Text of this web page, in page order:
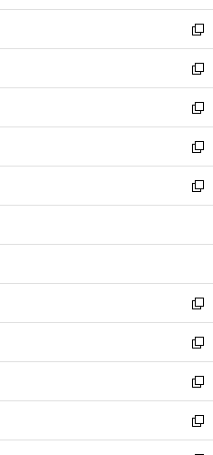
開
く
ウ
で
開
く
ン
ド
ウ
で
開
く
ウ
ィ
ン
ド
ウ
で
開
く
新
し
い
ウ
ィ
ン
ド
ウ
で
開
新
し
い
ウ
ィ
ン
ド
ウ
開
新
し
い
ウ
ィ
ン
ウ
開
く
新
し
い
ウ
ン
ウ
で
開
く
新
し
ウ
ン
ド
ウ
で
開
く
新
し
い
ウ
ィ
ン
ド
ウ
新
し
い
ウ
ィ
ン
新
し
い
ウ
新
し